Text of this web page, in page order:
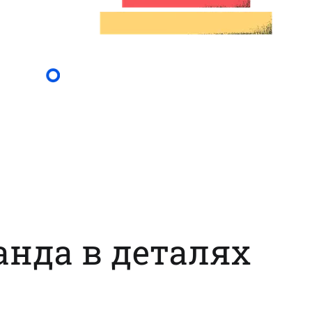
в деталях